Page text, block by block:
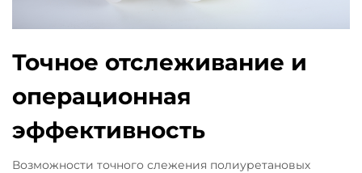
Точное отслеживание и
операционная
эффективность
Возможности точного слежения полиуретановых